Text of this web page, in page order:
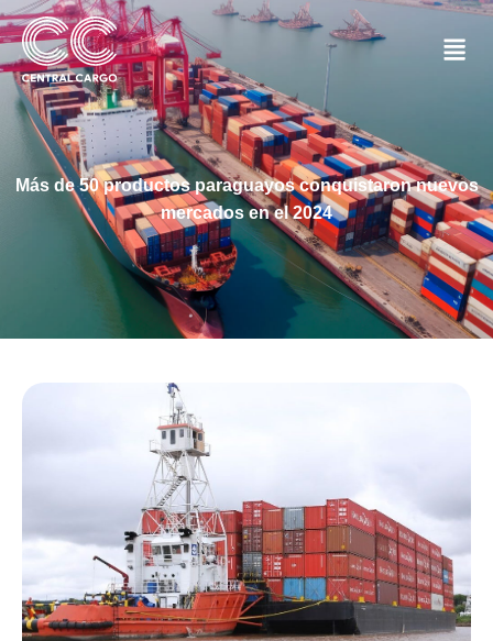
Más de 50 productos paraguayos conquistaron nuevos
mercados en el 2024